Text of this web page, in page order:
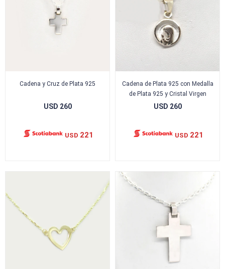
Cadena y Cruz de Plata 925
USD 260
USD 221
Cadena de Plata 925 con Medalla
de Plata 925 y Cristal Virgen
USD 260
USD 221